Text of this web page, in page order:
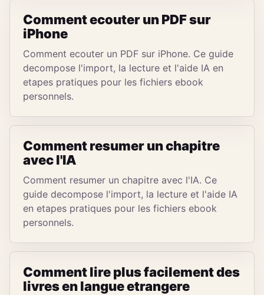
Comment ecouter un PDF sur
iPhone
Comment ecouter un PDF sur iPhone. Ce guide
decompose l'import, la lecture et l'aide IA en
etapes pratiques pour les fichiers ebook
personnels.
Comment resumer un chapitre
avec l'IA
Comment resumer un chapitre avec l'IA. Ce
guide decompose l'import, la lecture et l'aide IA
en etapes pratiques pour les fichiers ebook
personnels.
Comment lire plus facilement des
livres en langue etrangere